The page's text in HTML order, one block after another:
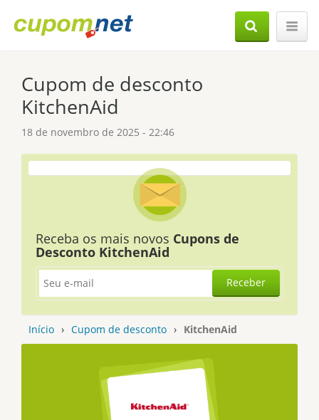
Cupom de desconto
KitchenAid
18 de novembro de 2025 - 22:46
Receba os mais novos Cupons de
Desconto KitchenAid
Receber
Início › Cupom de desconto › KitchenAid